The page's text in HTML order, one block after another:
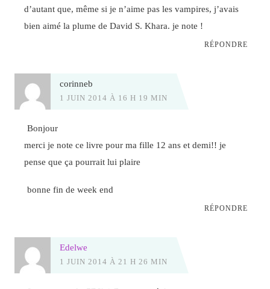
d’autant que, même si je n’aime pas les vampires, j’avais
bien aimé la plume de David S. Khara. je note !
RÉPONDRE
corinneb
1 JUIN 2014 À 16 H 19 MIN
Bonjour
merci je note ce livre pour ma fille 12 ans et demi!! je
pense que ça pourrait lui plaire
bonne fin de week end
RÉPONDRE
Edelwe
1 JUIN 2014 À 21 H 26 MIN